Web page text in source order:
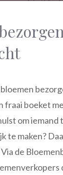
fraai boeket
om iemand
te maken?
de